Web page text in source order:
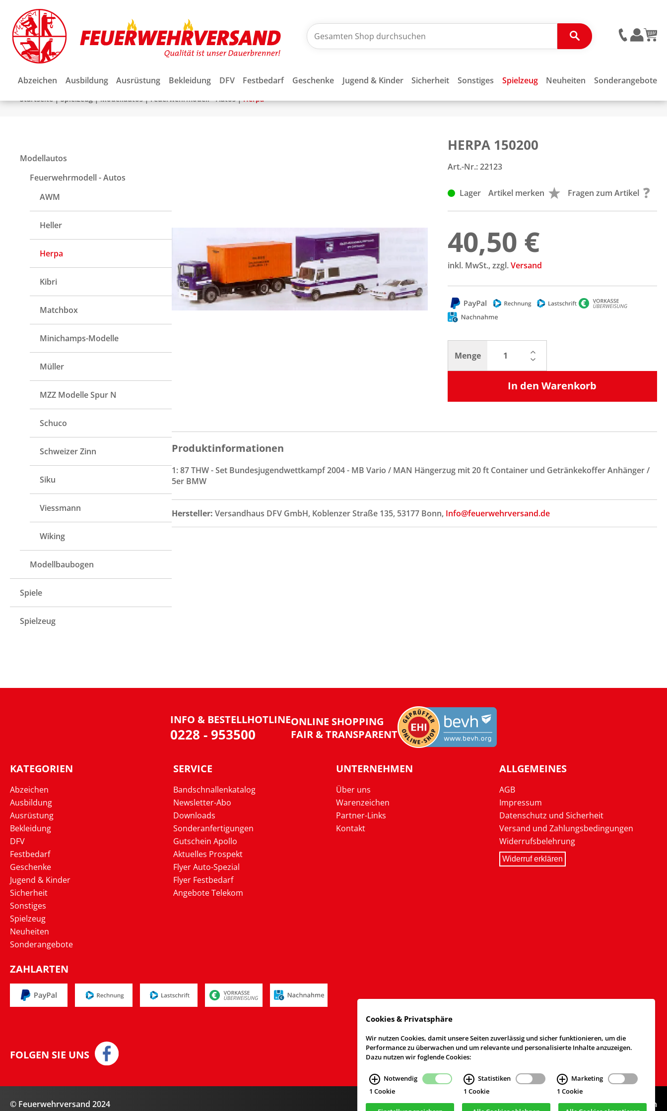
Abzeichen Ausbildung Ausrüstung Bekleidung DFV Festbedarf Geschenke Jugend & Kinder Sicherheit Sonstiges Spielzeug Neuheiten Sonderangebote
Startseite|Spielzeug|Modellautos|Feuerwehrmodell - Autos|Herpa
Modellautos
Feuerwehrmodell - Autos
AWM
Heller
Herpa
Kibri
Matchbox
Minichamps-Modelle
Müller
MZZ Modelle Spur N
Schuco
Schweizer Zinn
Siku
Viessmann
Wiking
Modellbaubogen
Spiele
Spielzeug
HERPA 150200
Art.-Nr.:22123
Lager Artikel merken Fragen zum Artikel
40,50 €
inkl. MwSt., zzgl.Versand
Menge
In den Warenkorb
Produktinformationen
1: 87 THW - Set Bundesjugendwettkampf 2004 - MB Vario / MAN Hängerzug mit 20 ft Container und Getränkekoffer Anhänger /
5er BMW
Hersteller: Versandhaus DFV GmbH, Koblenzer Straße 135, 53177 Bonn, Info@feuerwehrversand.de
INFO & BESTELLHOTLINE
0228 - 953500
ONLINE SHOPPING
FAIR & TRANSPARENT
KATEGORIEN
Abzeichen
Ausbildung
Ausrüstung
Bekleidung
DFV
Festbedarf
Geschenke
Jugend & Kinder
Sicherheit
Sonstiges
Spielzeug
Neuheiten
Sonderangebote
SERVICE
Bandschnallenkatalog
Newsletter-Abo
Downloads
Sonderanfertigungen
Gutschein Apollo
Aktuelles Prospekt
Flyer Auto-Spezial
Flyer Festbedarf
Angebote Telekom
UNTERNEHMEN
Über uns
Warenzeichen
Partner-Links
Kontakt
ALLGEMEINES
AGB
Impressum
Datenschutz und Sicherheit
Versand und Zahlungsbedingungen
Widerrufsbelehrung
Widerruf erklären
ZAHLARTEN
FOLGEN SIE UNS
© Feuerwehrversand 2024 Webdesign & Realisierungcekom GmbH, Köln
Cookies & Privatsphäre
Wir nutzen Cookies, damit unsere Seiten zuverlässig und sicher funktionieren, um die
Performance zu überwachen und um relevante und personalisierte Inhalte anzuzeigen.
Dazu nutzen wir foglende Cookies:
Notwendig
1 Cookie
Statistiken
1 Cookie
Marketing
1 Cookie